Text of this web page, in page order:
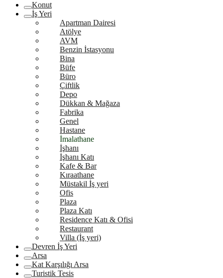
Konut
İş Yeri
Apartman Dairesi
Atölye
AVM
Benzin İstasyonu
Bina
Büfe
Büro
Çiftlik
Depo
Dükkan & Mağaza
Fabrika
Genel
Hastane
İmalathane
İşhanı
İşhanı Katı
Kafe & Bar
Kıraathane
Müstakil İş yeri
Ofis
Plaza
Plaza Katı
Residence Katı & Ofisi
Restaurant
Villa (İş yeri)
Devren İş Yeri
Arsa
Kat Karşılığı Arsa
Turistik Tesis